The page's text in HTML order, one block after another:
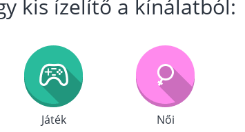
kis ízelítő a kínálatból:
Játék Női